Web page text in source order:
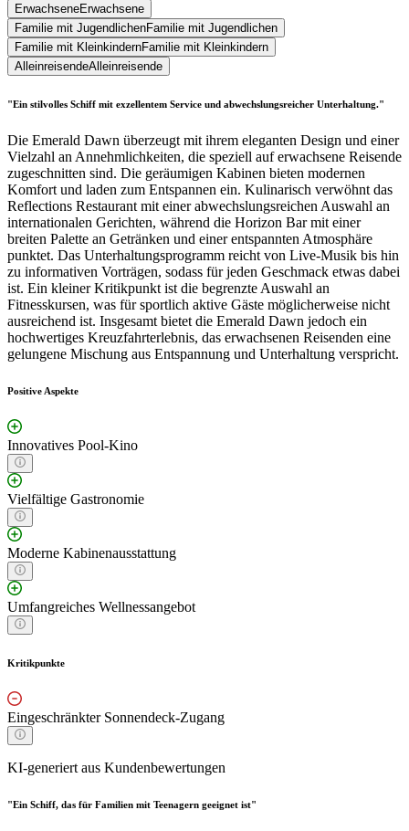
ErwachseneErwachsene
Familie mit JugendlichenFamilie mit Jugendlichen
Familie mit KleinkindernFamilie mit Kleinkindern
AlleinreisendeAlleinreisende
"Ein stilvolles Schiff mit exzellentem Service und abwechslungsreicher Unterhaltung."
Die Emerald Dawn überzeugt mit ihrem eleganten Design und einer
Vielzahl an Annehmlichkeiten, die speziell auf erwachsene Reisende
zugeschnitten sind. Die geräumigen Kabinen bieten modernen
Komfort und laden zum Entspannen ein. Kulinarisch verwöhnt das
Reflections Restaurant mit einer abwechslungsreichen Auswahl an
internationalen Gerichten, während die Horizon Bar mit einer
breiten Palette an Getränken und einer entspannten Atmosphäre
punktet. Das Unterhaltungsprogramm reicht von Live-Musik bis hin
zu informativen Vorträgen, sodass für jeden Geschmack etwas dabei
ist. Ein kleiner Kritikpunkt ist die begrenzte Auswahl an
Fitnesskursen, was für sportlich aktive Gäste möglicherweise nicht
ausreichend ist. Insgesamt bietet die Emerald Dawn jedoch ein
hochwertiges Kreuzfahrterlebnis, das erwachsenen Reisenden eine
gelungene Mischung aus Entspannung und Unterhaltung verspricht.
Positive Aspekte
Innovatives Pool-Kino
Vielfältige Gastronomie
Moderne Kabinenausstattung
Umfangreiches Wellnessangebot
Kritikpunkte
Eingeschränkter Sonnendeck-Zugang
KI-generiert aus Kundenbewertungen
"Ein Schiff, das für Familien mit Teenagern geeignet ist"